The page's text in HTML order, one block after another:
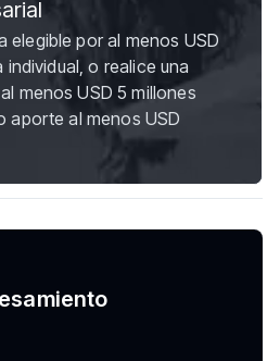
elegible por al menos USD
individual, o realice una
menos USD 5 millones
aporte al menos USD